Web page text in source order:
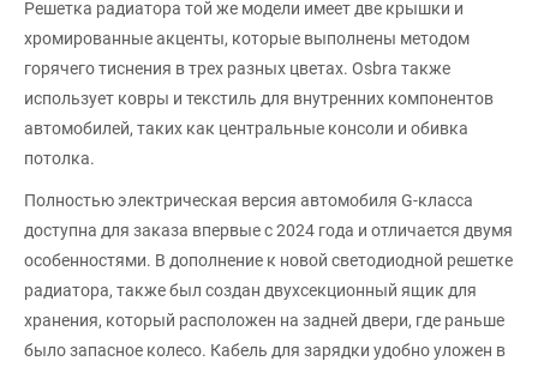
Решетка радиатора той же модели имеет две крышки и
хромированные акценты, которые выполнены методом
горячего тиснения в трех разных цветах. Osbra также
использует ковры и текстиль для внутренних компонентов
автомобилей, таких как центральные консоли и обивка
потолка.
Полностью электрическая версия автомобиля G-класса
доступна для заказа впервые с 2024 года и отличается двумя
особенностями. В дополнение к новой светодиодной решетке
радиатора, также был создан двухсекционный ящик для
хранения, который расположен на задней двери, где раньше
было запасное колесо. Кабель для зарядки удобно уложен в